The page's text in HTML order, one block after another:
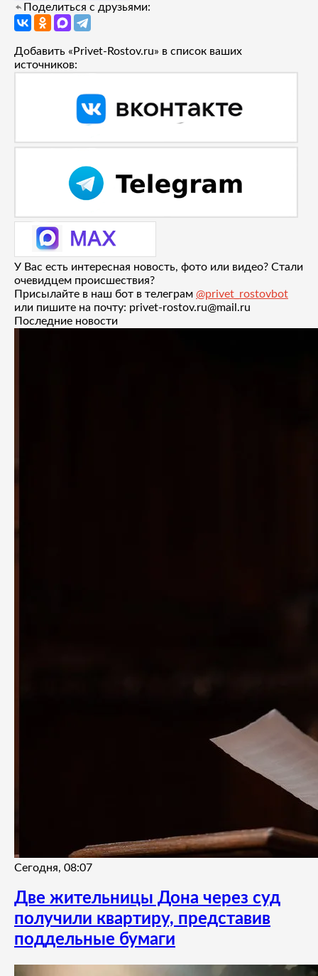
Поделиться с друзьями:
Добавить «Privet-Rostov.ru» в список ваших
источников:
У Вас есть интересная новость, фото или видео? Стали
очевидцем происшествия?
Присылайте в наш бот в телеграм @privet_rostovbot
или пишите на почту: privet-rostov.ru@mail.ru
Последние новости
Сегодня, 08:07
Две жительницы Дона через суд
получили квартиру, представив
поддельные бумаги